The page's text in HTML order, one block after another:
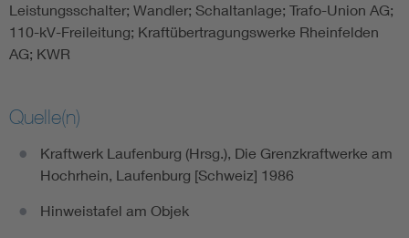
Leistungsschalter; Wandler; Schaltanlage; Trafo-Union AG;
110-kV-Freileitung; Kraftübertragungswerke Rheinfelden
AG; KWR
Quelle(n)
Kraftwerk Laufenburg (Hrsg.), Die Grenzkraftwerke am
Hochrhein, Laufenburg [Schweiz] 1986
Hinweistafel am Objek